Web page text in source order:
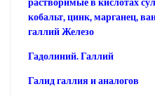
кобальт, цинк, марганец,
галлий Железо
Гадолиний. Галлий
Галид галлия и аналогов